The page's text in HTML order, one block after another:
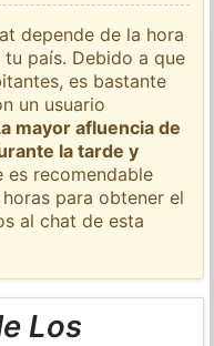
depende de la hora
país. Debido a que
es bastante
un usuario
mayor afluencia de
la tarde y
es recomendable
para obtener el
al chat de esta
Los